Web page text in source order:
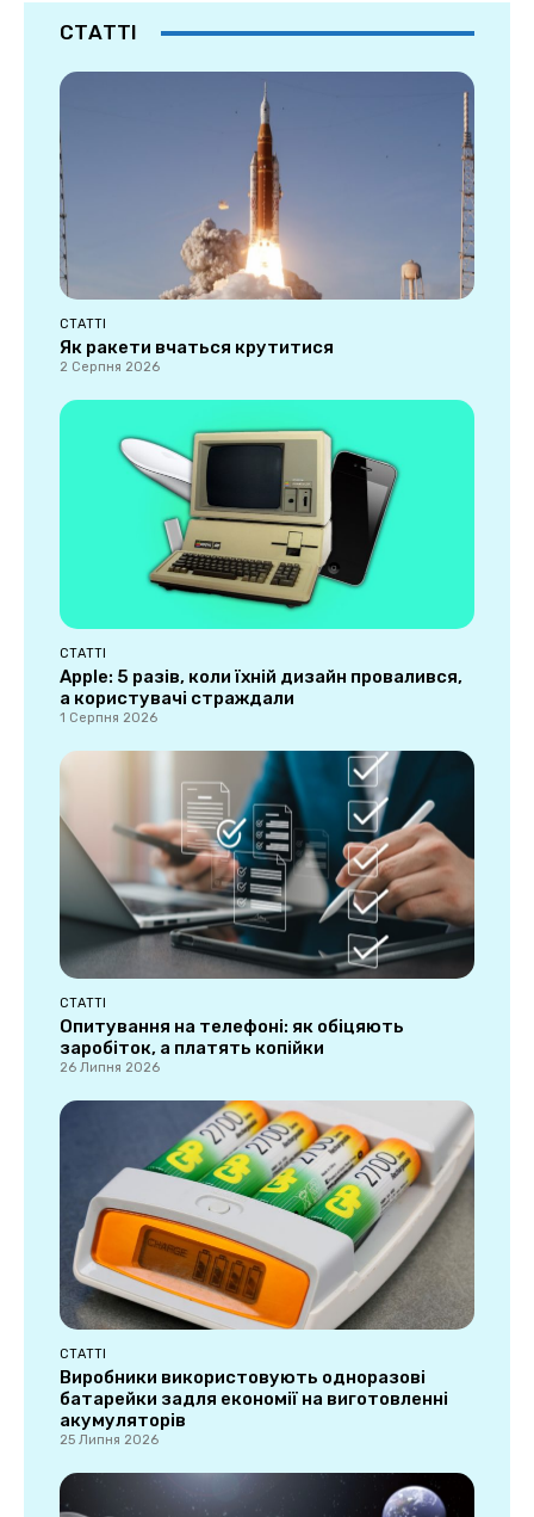
СТАТТІ
СТАТТІ
Як ракети вчаться крутитися
2 Серпня 2026
СТАТТІ
Apple: 5 разів, коли їхній дизайн провалився,
а користувачі страждали
1 Серпня 2026
СТАТТІ
Опитування на телефоні: як обіцяють
заробіток, а платять копійки
26 Липня 2026
СТАТТІ
Виробники використовують одноразові
батарейки задля економії на виготовленні
акумуляторів
25 Липня 2026